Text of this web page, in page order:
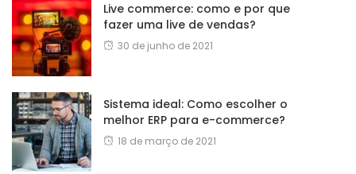
Live commerce: como e por que
fazer uma live de vendas?
30 de junho de 2021
Sistema ideal: Como escolher o
melhor ERP para e-commerce?
18 de março de 2021